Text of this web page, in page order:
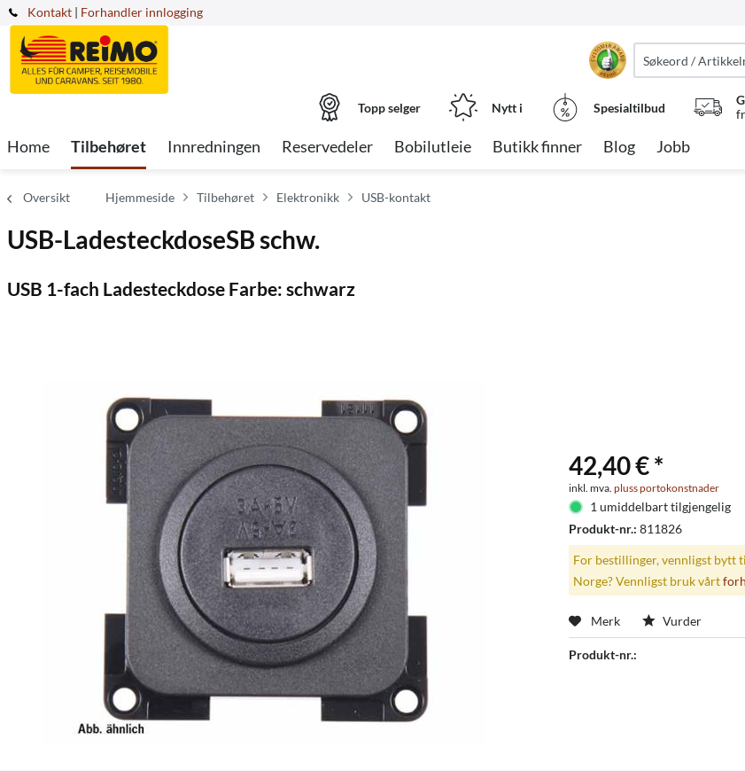
Kontakt | Forhandler innlogging
Topp selger Nytt i Spesialtilbud
Home Tilbehøret Innredningen Reservedeler Bobilutleie Butikk finner Blog Jobb
Oversikt Hjemmeside Tilbehøret Elektronikk USB-kontakt
USB-LadesteckdoseSB schw.
USB 1-fach Ladesteckdose Farbe: schwarz
42,40 € *
inkl. mva.pluss portokonstnader
1 umiddelbart tilgjengelig
Produkt-nr.:811826
For bestillinger, vennligst bytt
Norge? Vennligst bruk vårt
Merk Vurder
Produkt-nr.: